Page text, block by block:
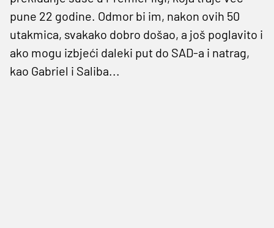
pune 22 godine. Odmor bi im, nakon ovih 50
utakmica, svakako dobro došao, a još poglavito i
ako mogu izbjeći daleki put do SAD-a i natrag,
kao Gabriel i Saliba...